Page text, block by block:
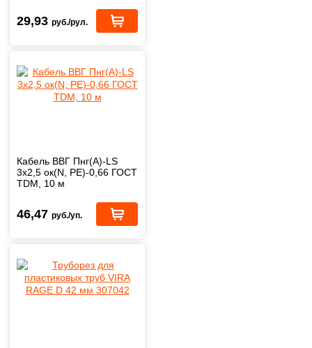
29,93 руб./рул.
Кабель ВВГ Пнг(А)-LS
3х2,5 ок(N, PE)-0,66 ГОСТ
TDM, 10 м
46,47 руб./уп.